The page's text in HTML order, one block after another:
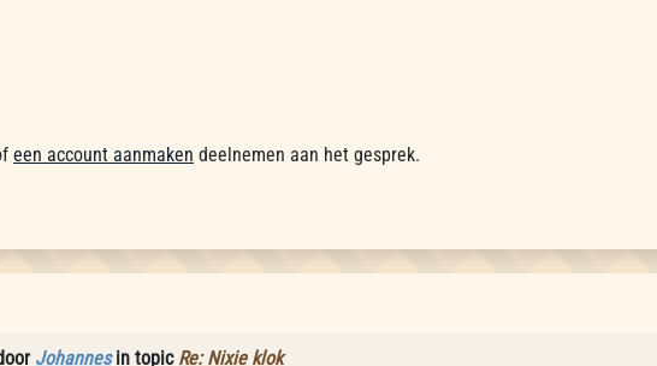
een account aanmaken deelnemen aan het gesprek.
Johannesin topic Re: Nixie klok